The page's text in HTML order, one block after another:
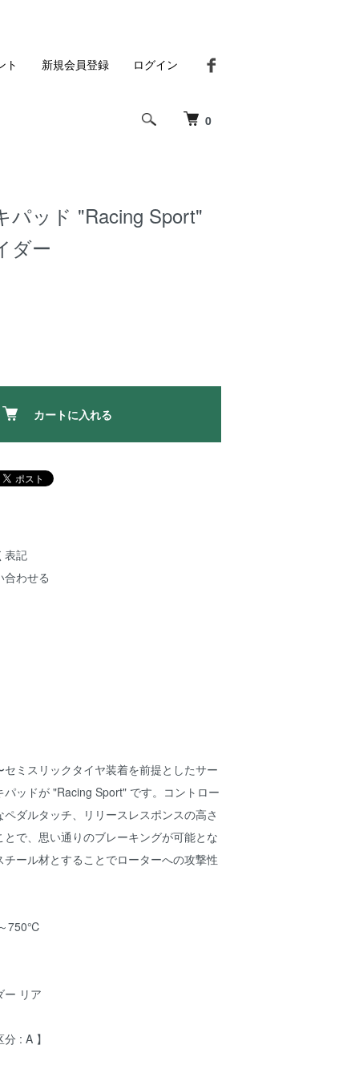
0
ト 新規会員登録 ログイン
パッド "Racing Sport"
ダー
カートに入れる
表記
合わせる
ミスリックタイヤ装着を前提としたサー
パッドが "Racing Sport" です。コントロー
ダルタッチ、リリースレスポンスの高さ
で、思い通りのブレーキングが可能とな
チール材とすることでローターへの攻撃性
750℃
ー リア
: A 】